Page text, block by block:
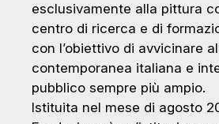
esclusivamente alla pittura
centro di ricerca e di
con l’obiettivo di avvicinare
contemporanea italiana e
pubblico sempre più ampio.
Istituita nel mese di agosto